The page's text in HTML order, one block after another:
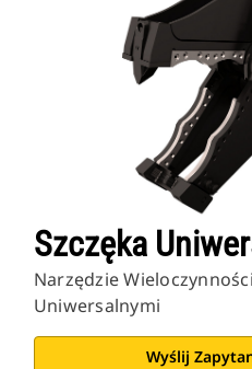
Szczęka
Narzędzie
Uniwersalnymi
Wyślij